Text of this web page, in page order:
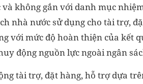
không gắn với danh mục
nhà nước sử dụng cho tài trợ,
với mức độ hoàn thiện của kết
động nguồn lực ngoài ngân
tài trợ, đặt hàng, hỗ trợ dựa